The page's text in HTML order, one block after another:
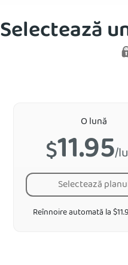
Selectează
O lună
$11.95/
Selectează
Reînnoire automată la